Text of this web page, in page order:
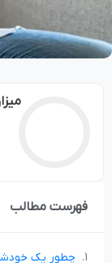
فهرست مطالب